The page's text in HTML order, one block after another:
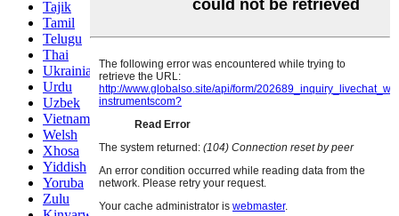
Tajik
Tamil
Telugu
Thai
Ukrainian
Urdu
Uzbek
Vietnamese
Welsh
Xhosa
Yiddish
Yoruba
Zulu